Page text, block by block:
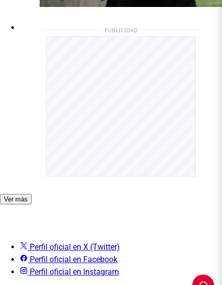
PUBLICIDAD
Ver más
Perfil oficial en X (Twitter)
Perfil oficial en Facebook
Perfil oficial en Instagram